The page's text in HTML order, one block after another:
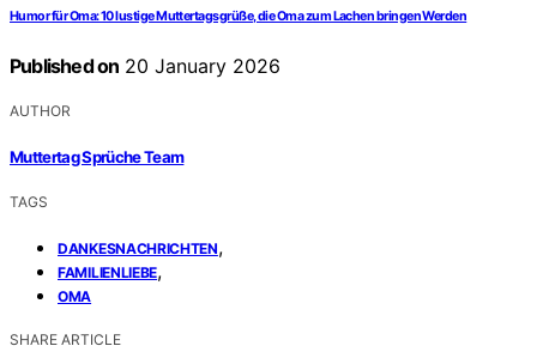
Humor für Oma: 10 lustige Muttertagsgrüße, die Oma zum Lachen bringen Werden
Published on 20 January 2026
AUTHOR
Muttertag Sprüche Team
TAGS
DANKESNACHRICHTEN,
FAMILIENLIEBE,
OMA
SHARE ARTICLE